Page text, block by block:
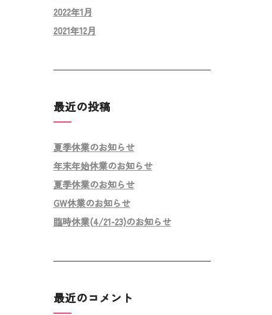
2022年1月
2021年12月
最近の投稿
夏季休業のお知らせ
年末年始休業のお知らせ
夏季休業のお知らせ
GW休業のお知らせ
臨時休業(4/21-23)のお知らせ
最近のコメント